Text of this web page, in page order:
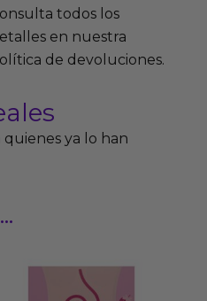
todos los
en nuestra
de devoluciones.
ya lo han